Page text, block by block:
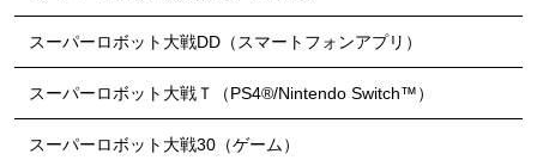
スーパーロボット大戦DD（スマートフォンアプリ）
スーパーロボット大戦Ｔ（PS4®/Nintendo Switch™）
スーパーロボット大戦30（ゲーム）